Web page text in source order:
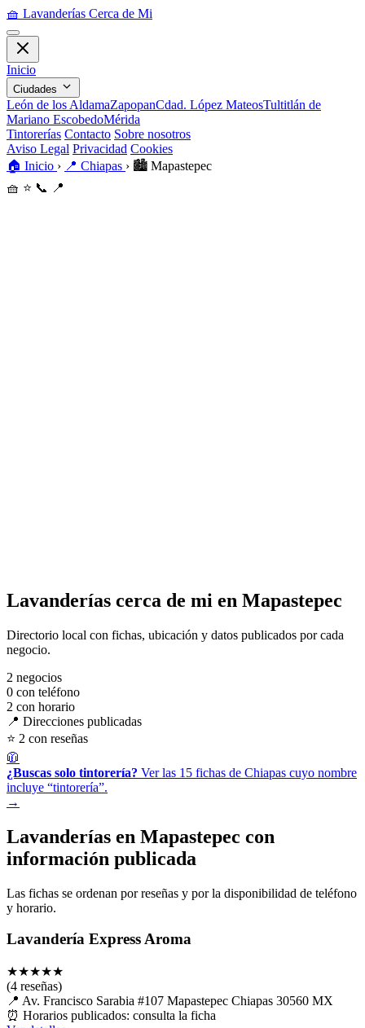
🧺 Lavanderías Cerca de Mi
Inicio
Ciudades
León de los AldamaZapopanCdad. López MateosTultitlán de
Mariano EscobedoMérida
Tintorerías Contacto Sobre nosotros
Aviso Legal Privacidad Cookies
🏠 Inicio › 📍 Chiapas › 🏙️ Mapastepec
🧺 ⭐ 📞 📍
Lavanderías cerca de mi en Mapastepec
Directorio local con fichas, ubicación y datos publicados por cada
negocio.
2 negocios
0 con teléfono
2 con horario
📍 Direcciones publicadas
⭐ 2 con reseñas
🧥
¿Buscas solo tintorería? Ver las 15 fichas de Chiapas cuyo nombre
incluye “tintorería”.
→
Lavanderías en Mapastepec con
información publicada
Las fichas se ordenan por reseñas y por la disponibilidad de teléfono
y horario.
Lavandería Express Aroma
★★★★★
(4 reseñas)
📍 Av. Francisco Sarabia #107 Mapastepec Chiapas 30560 MX
⏰ Horarios publicados: consulta la ficha